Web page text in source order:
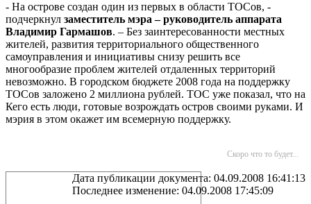
- На острове создан один из первых в области ТОСов, -
подчеркнул заместитель мэра – руководитель аппарата
Владимир Гармашов. – Без заинтересованности местных
жителей, развития территориального общественного
самоуправления и инициативы снизу решить все
многообразие проблем жителей отдаленных территорий
невозможно. В городском бюджете 2008 года на поддержку
ТОСов заложено 2 миллиона рублей. ТОС уже показал, что на
Кего есть люди, готовые возрождать остров своими руками. И
мэрия в этом окажет им всемерную поддержку.
Скоро что то будет...
Дата публикации документа: 04.09.2008 16:41:13
Последнее изменение: 04.09.2008 17:45:09